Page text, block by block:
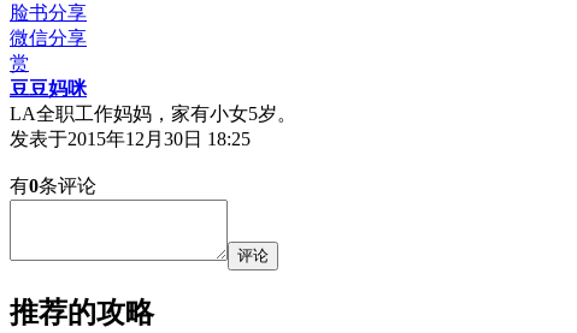
脸书分享
微信分享
赏
豆豆妈咪
LA全职工作妈妈，家有小女5岁。
发表于2015年12月30日 18:25
有0条评论
评论
推荐的攻略